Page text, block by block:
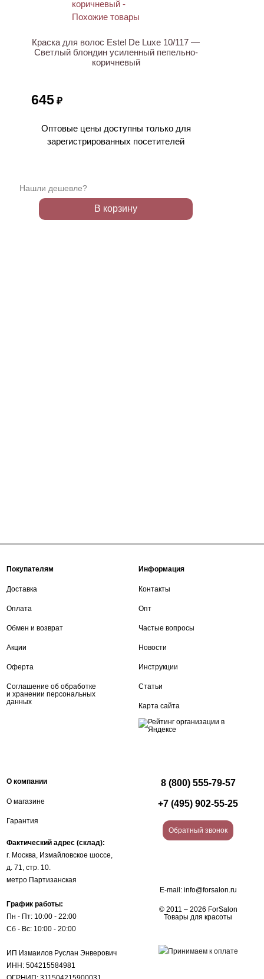
Краска для волос Estel De Luxe 10/117 —
Светлый блондин усиленный пепельно-
коричневый
645 ₽
Оптовые цены доступны только для
зарегистрированных посетителей
Нашли дешевле?
В корзину
Покупателям
Доставка
Оплата
Обмен и возврат
Акции
Оферта
Соглашение об обработке
и хранении персональных
данных
Информация
Контакты
Опт
Частые вопросы
Новости
Инструкции
Статьи
Карта сайта
О компании
О магазине
Гарантия
Фактический адрес (склад):
г. Москва, Измайловское шоссе,
д. 71, стр. 10.
метро Партизанская
График работы:
Пн - Пт: 10:00 - 22:00
Сб - Вс: 10:00 - 20:00
ИП Измаилов Руслан Энверович
ИНН: 504215584981
8 (800) 555-79-57
+7 (495) 902-55-25
Обратный звонок
E-mail: info@forsalon.ru
© 2011 – 2026 ForSalon
Товары для красоты